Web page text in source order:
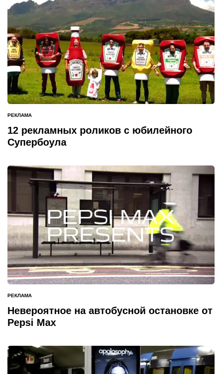
ОПУБЛИКОВАНО
В
РЕКЛАМА
12 рекламных роликов с юбилейного
Супербоула
ОПУБЛИКОВАНО
В
РЕКЛАМА
Невероятное на автобусной остановке от
Pepsi Max